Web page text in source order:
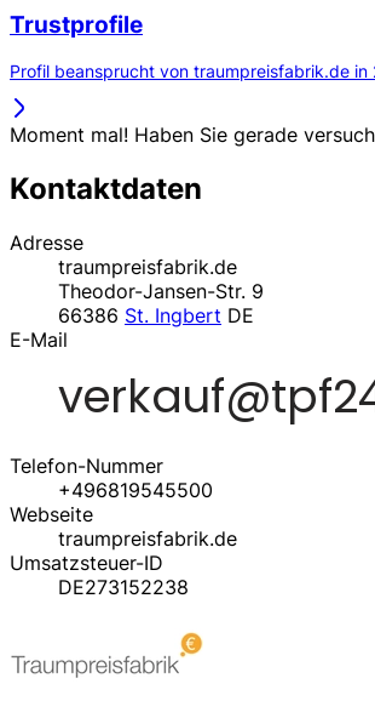
Trustprofile
Profil beansprucht von traumpreisfabrik.de in
Moment mal! Haben Sie gerade
Kontaktdaten
Adresse
traumpreisfabrik.de
Theodor-Jansen-Str. 9
66386 St. Ingbert DE
E-Mail
Telefon-Nummer
+496819545500
Webseite
traumpreisfabrik.de
Umsatzsteuer-ID
DE273152238